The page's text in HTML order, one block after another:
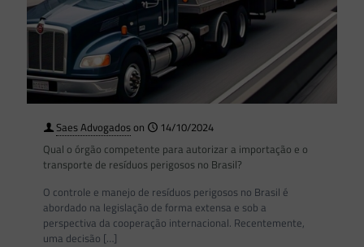
Saes Advogadoson
14/10/2024
Qual o órgão competente para autorizar a importação e o
transporte de resíduos perigosos no Brasil?
O controle e manejo de resíduos perigosos no Brasil é
abordado na legislação de forma extensa e sob a
perspectiva da cooperação internacional. Recentemente,
uma decisão […]